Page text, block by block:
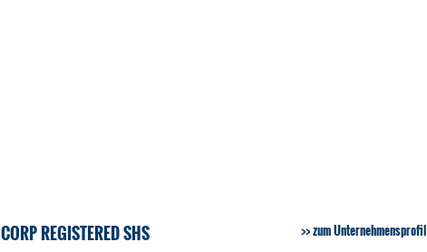
REGISTERED SHS zum Unternehmensprofil